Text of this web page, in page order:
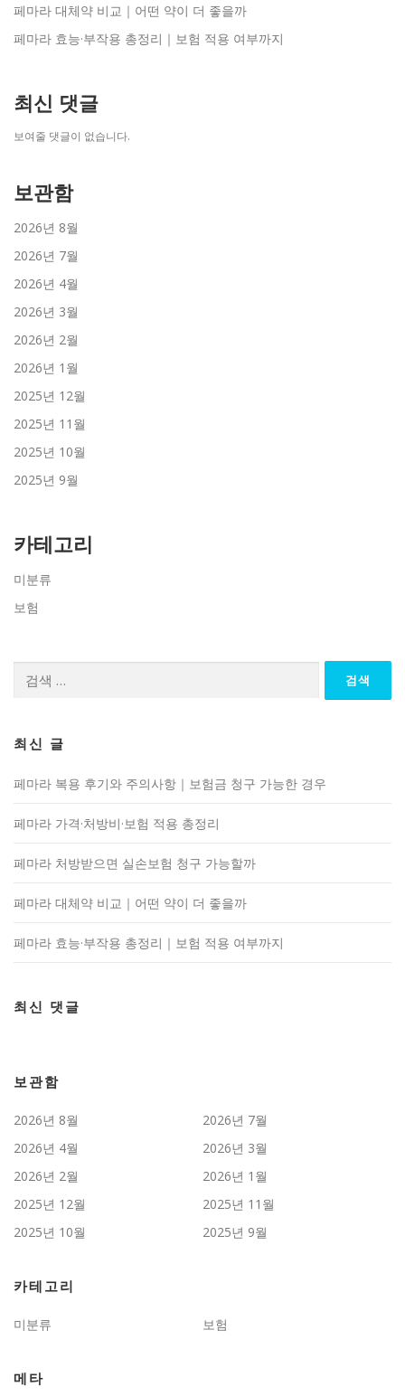
페마라 대체약 비교｜어떤 약이 더 좋을까
페마라 효능·부작용 총정리｜보험 적용 여부까지
최신 댓글
보여줄 댓글이 없습니다.
보관함
2026년 8월
2026년 7월
2026년 4월
2026년 3월
2026년 2월
2026년 1월
2025년 12월
2025년 11월
2025년 10월
2025년 9월
카테고리
미분류
보험
최신 글
페마라 복용 후기와 주의사항｜보험금 청구 가능한 경우
페마라 가격·처방비·보험 적용 총정리
페마라 처방받으면 실손보험 청구 가능할까
페마라 대체약 비교｜어떤 약이 더 좋을까
페마라 효능·부작용 총정리｜보험 적용 여부까지
최신 댓글
보관함
2026년 8월
2026년 7월
2026년 4월
2026년 3월
2026년 2월
2026년 1월
2025년 12월
2025년 11월
2025년 10월
2025년 9월
카테고리
미분류 보험
메타